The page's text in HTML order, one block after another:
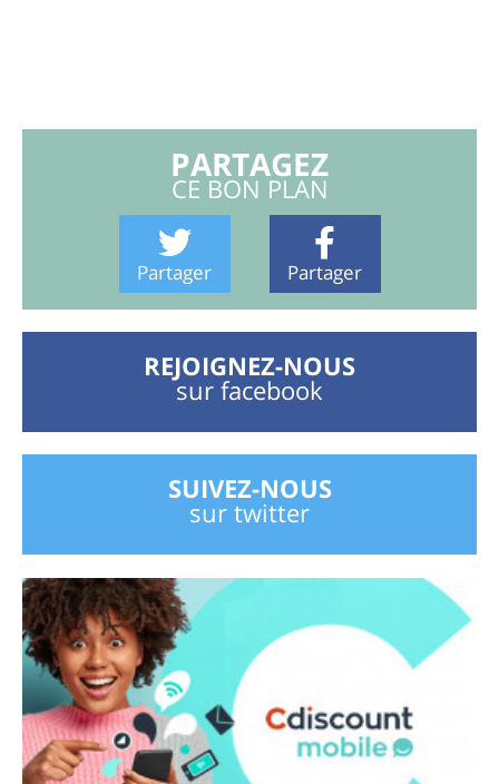
PARTAGEZ
CE BON PLAN
Partager Partager
REJOIGNEZ-NOUS
sur facebook
SUIVEZ-NOUS
sur twitter